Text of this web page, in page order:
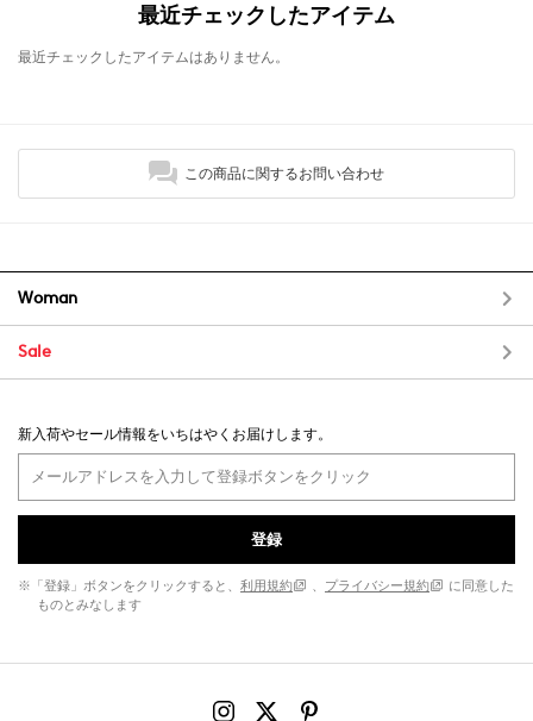
最近チェックしたアイテム
最近チェックしたアイテムはありません。
この商品に関するお問い合わせ
Woman
Sale
新入荷やセール情報をいちはやくお届けします。
登録
※「登録」ボタンをクリックすると、 利用規約 、 プライバシー規約
に同意した
ものとみなします